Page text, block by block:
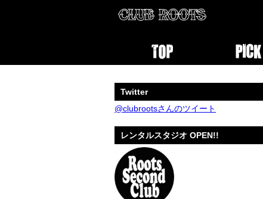
Twitter
@clubrootsさんのツイート
レンタルスタジオ OPEN!!